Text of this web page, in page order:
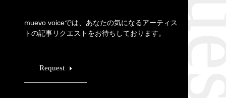
muevo voiceでは、あなたの気になるアーティス
トの記事リクエストをお待ちしております。
Request